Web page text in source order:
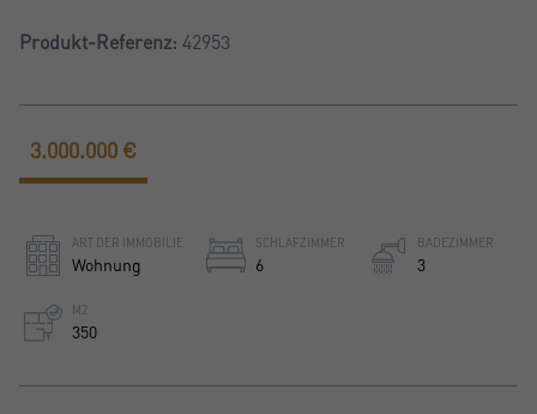
Produkt-Referenz: 42953
ART DER IMMOBILIE
Wohnung
SCHLAFZIMMER
6
BADEZIMMER
3
M2
350
3.000.000 €